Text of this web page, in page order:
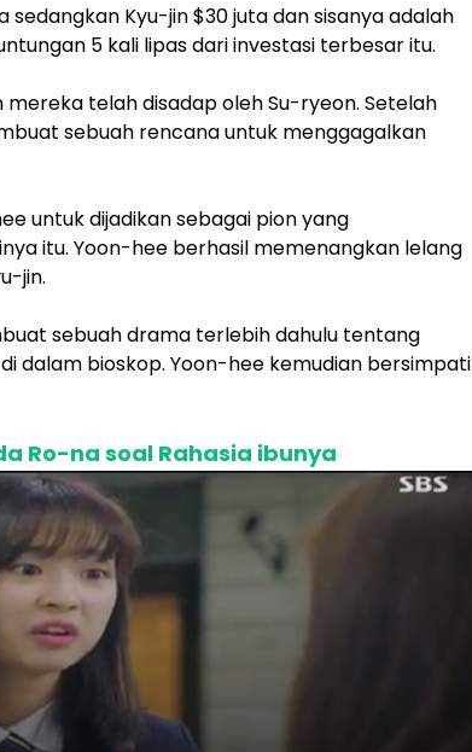
Kyu-jin $30 juta dan sisanya adalah
5 kali lipas dari investasi terbesar itu.
telah disadap oleh Su-ryeon. Setelah
sebuah rencana untuk menggagalkan
untuk dijadikan sebagai pion yang
itu. Yoon-hee berhasil memenangkan lelang
jin.
sebuah drama terlebih dahulu tentang
dalam bioskop. Yoon-hee kemudian bersimpati
Ro-na soal Rahasia ibunya